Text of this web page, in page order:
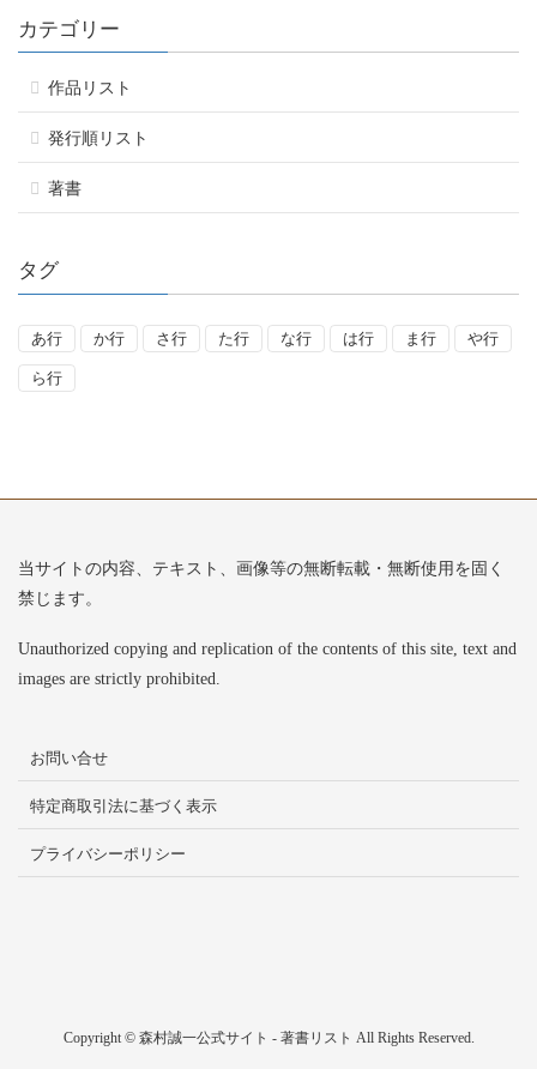
カテゴリー
作品リスト
発行順リスト
著書
タグ
あ行 か行 さ行 た行 な行 は行 ま行 や行
ら行
当サイトの内容、テキスト、画像等の無断転載・無断使用を固く
禁じます。
Unauthorized copying and replication of the contents of this site, text and
images are strictly prohibited.
お問い合せ
特定商取引法に基づく表示
プライバシーポリシー
Copyright © 森村誠一公式サイト - 著書リスト All Rights Reserved.